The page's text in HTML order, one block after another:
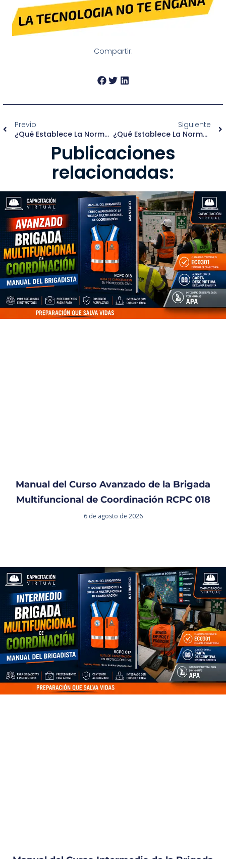
Compartir:
Previo
¿Qué Establece La Normativa Sobre El Trabajo De Mujeres En Estado De Gestación O Período De Lactancia?
Siguiente
¿Qué Establece La Normativa Sobre El Aviso De Accidentes En El Trabajo?
Publicaciones
relacionadas:
Manual del Curso Avanzado de la Brigada
Multifuncional de Coordinación RCPC 018
6 de agosto de 2026